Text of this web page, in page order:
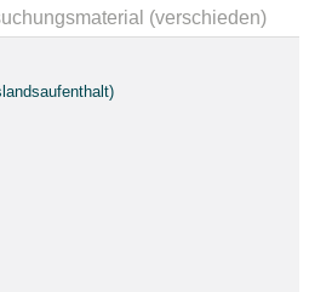
(verschieden)